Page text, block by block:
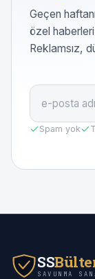
Geçen
özel
Reklamsız,
Spam yok
SS
SAVUNMA